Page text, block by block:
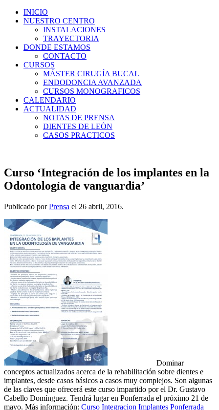
INICIO
NUESTRO CENTRO
INSTALACIONES
TRAYECTORIA
DONDE ESTAMOS
CONTACTO
CURSOS
MÁSTER CIRUGÍA BUCAL
ENDODONCIA AVANZADA
CURSOS MONOGRAFICOS
CALENDARIO
ACTUALIDAD
NOTAS DE PRENSA
DIENTES DE LEÓN
CASOS PRACTICOS
Curso ‘Integración de los implantes en la
Odontología de vanguardia’
Publicado porPrensa el 26 abril, 2016.
Dominar
conceptos actualizados acerca de la rehabilitación sobre dientes e
implantes, desde casos básicos a casos muy complejos. Son algunas
de las claves que ofrecerá este curso impartido por el Dr. Gustavo
Cabello Domínguez. Tendrá lugar en Ponferrada el próximo 21 de
mayo. Más información: Curso Integracion Implantes Ponferrada